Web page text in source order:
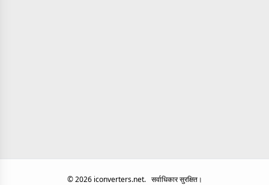
©2026iconverters.net. सर्वाधिकार सुरक्षित।